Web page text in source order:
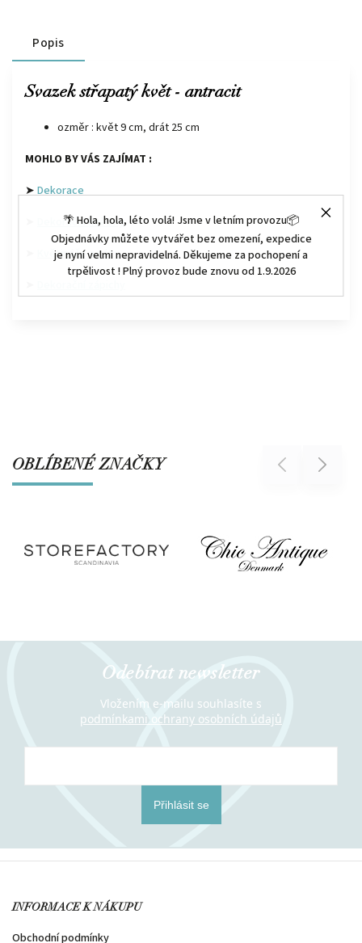
🌴 Hola, hola, léto volá! Jsme v letním provozu📦
Objednávky můžete vytvářet bez omezení, expedice
je nyní velmi nepravidelná. Děkujeme za pochopení a
trpělivost ! Plný provoz bude znovu od 1.9.2026
Popis
Svazek střapatý květ - antracit
ozměr : květ 9 cm, drát 25 cm
MOHLO BY VÁS ZAJÍMAT :
➤ Dekorace
Dekorační květiny
Květináče a vázy
OBLÍBENÉ ZNAČKY Previous Next
Odebírat newsletter
Vložením e-mailu souhlasíte s
podmínkami ochrany osobních údajů
Přihlásit se
INFORMACE K NÁKUPU
Obchodní podmínky